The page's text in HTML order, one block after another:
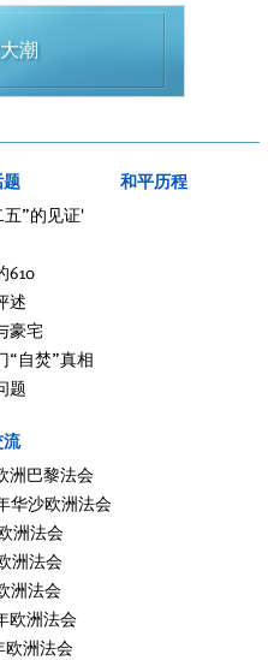
潮
题
五”的见证'
610
述
豪宅
“自焚”真相
题
流
洲巴黎法会
华沙欧洲法会
洲法会
洲法会
洲法会
欧洲法会
欧洲法会
和平历程